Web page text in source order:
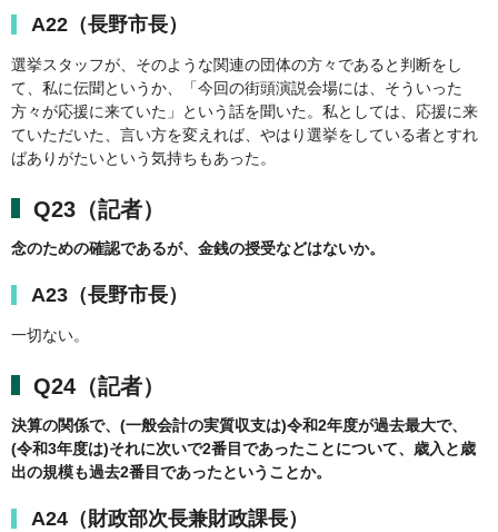
A22（長野市長）
選挙スタッフが、そのような関連の団体の方々であると判断をし
て、私に伝聞というか、「今回の街頭演説会場には、そういった
方々が応援に来ていた」という話を聞いた。私としては、応援に来
ていただいた、言い方を変えれば、やはり選挙をしている者とすれ
ばありがたいという気持ちもあった。
Q23（記者）
念のための確認であるが、金銭の授受などはないか。
A23（長野市長）
一切ない。
Q24（記者）
決算の関係で、(一般会計の実質収支は)令和2年度が過去最大で、
(令和3年度は)それに次いで2番目であったことについて、歳入と歳
出の規模も過去2番目であったということか。
A24（財政部次長兼財政課長）